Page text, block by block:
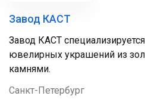
Завод КАСТ
Завод КАСТ
ювелирных украшений из
камнями.
Санкт-Петербург